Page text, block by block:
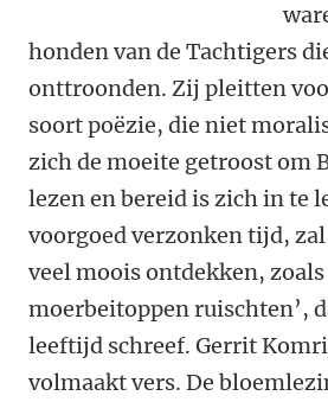
honden van de Tachtigers
onttroonden. Zij pleitten
soort poëzie, die niet
zich de moeite getroost om
lezen en bereid is zich in te
voorgoed verzonken tijd,
veel moois ontdekken, zoals
moerbeitoppen ruischten’,
leeftijd schreef. Gerrit
volmaakt vers. De